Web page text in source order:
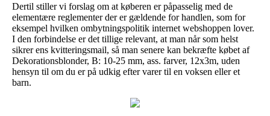
Dertil stiller vi forslag om at køberen er påpasselig med de
elementære reglementer der er gældende for handlen, som for
eksempel hvilken ombytningspolitik internet webshoppen lover.
I den forbindelse er det tillige relevant, at man når som helst
sikrer ens kvitteringsmail, så man senere kan bekræfte købet af
Dekorationsblonder, B: 10-25 mm, ass. farver, 12x3m, uden
hensyn til om du er på udkig efter varer til en voksen eller et
barn.